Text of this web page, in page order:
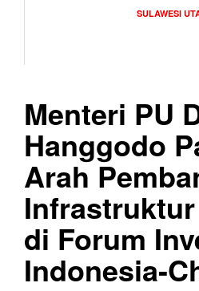
SULAWESI
Menteri PU
Hanggodo
Arah
di Forum
Indonesia-